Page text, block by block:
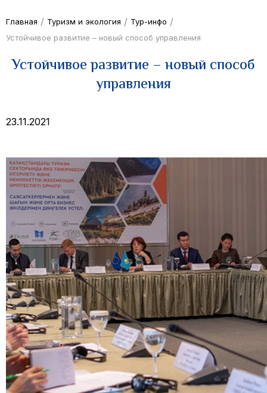
Главная / Туризм и экология / Тур-инфо /
Устойчивое развитие – новый способ управления
Устойчивое развитие – новый способ
управления
23.11.2021